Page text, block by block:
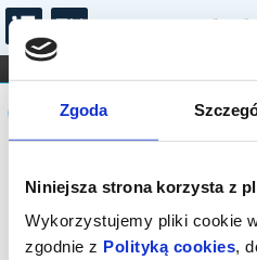
Zgoda
Niniejsza strona korzysta z
Wykorzystujemy pliki cookie
zgodnie z Polityką cookies,
FILHARMONIA OPERA I BALET
DLA DZIECI
Komunikat
Sprzedaż biletów on-
została zakończona.